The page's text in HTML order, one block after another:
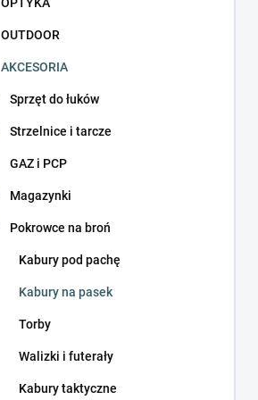
OUTDOOR
AKCESORIA
Sprzęt do łuków
Strzelnice i tarcze
GAZ i PCP
Magazynki
Pokrowce na broń
Kabury pod pachę
Kabury na pasek
Torby
Walizki i futerały
Kabury taktyczne